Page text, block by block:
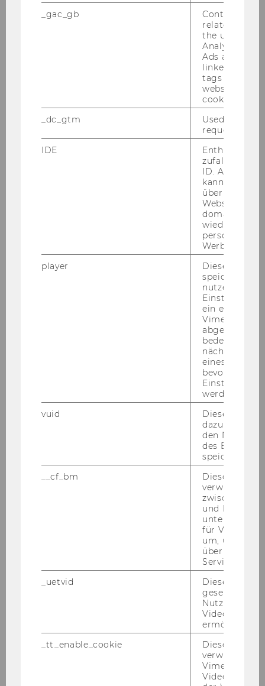
_gac_gb
Contains
related
the user. If
Analytics and
Ads accounts
linked, the
tags on the
website read
cookie.
_dc_gtm
Used to
request rate.
IDE
Enthält eine
ID. Anhand
kann Google
über
Websites
Werbung
player
Dieses Cookie
speichert
ein
Vimeo-Video
abgespielt
bedeutet,
nächsten
eines Vimeo-
bevorzugten
werden.
vuid
Dieser
dazu
den
des
speichern.
__cf_bm
Dieses
verwendet,
zwischen
und Bots zu
für Vimeo
um, um
über die
Service zu
_uetvid
Dieses
gesetzt, um
Nutzung des
Videoplayers
ermöglichen
_tt_enable_cookie
Dieses
verwendet,
Vimeo-